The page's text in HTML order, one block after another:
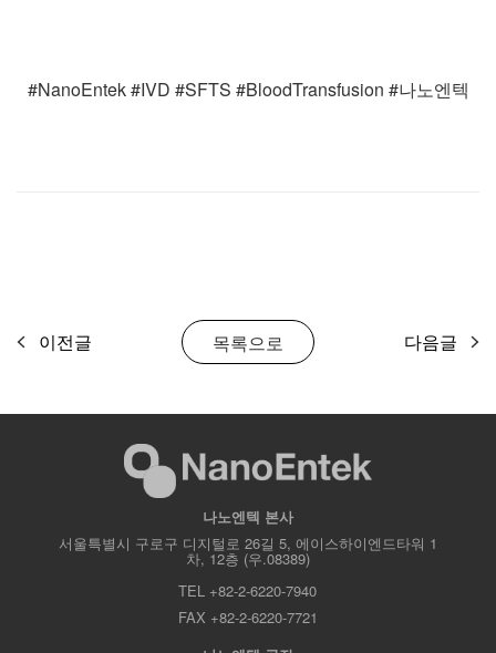
#NanoEntek #IVD #SFTS #BloodTransfusion #나노엔텍
목록으로
이전글 다음글
나노엔텍 본사
서울특별시 구로구 디지털로 26길 5, 에이스하이엔드타워 1
차, 12층 (우.08389)
TEL +82-2-6220-7940
FAX +82-2-6220-7721